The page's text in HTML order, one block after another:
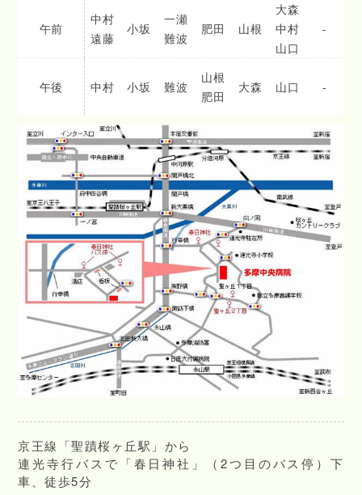
午前
中村
遠藤
小坂
一瀬
難波
肥田 山根
大森
中村
山口
-
午後 中村 小坂 難波
山根
肥田
大森 山口 -
京王線「聖蹟桜ヶ丘駅」から
連光寺行バスで「春日神社」（2つ目のバス停）下
車、徒歩5分